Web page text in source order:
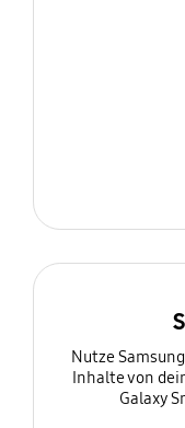
Nutze
Inhalte von
Galaxy